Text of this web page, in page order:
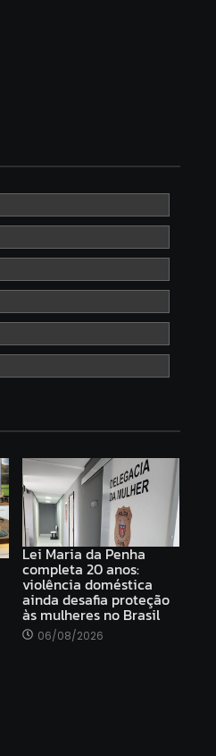
Lei Maria da Penha
completa 20 anos:
violência doméstica
ainda desafia proteção
às mulheres no Brasil
06/08/2026